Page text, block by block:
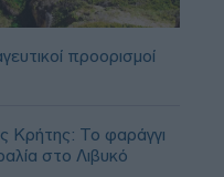
προορισμοί
Κρήτης: Το φαράγγι
στο Λιβυκό